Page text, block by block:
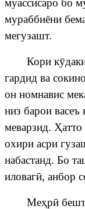
муассисаро бо
мураббиёни
мегузашт.
Кори кӯ
гардид ва
он номнавис
низ барои васеъ
меварзид. Ҳ
охири асри
набастанд. Бо
иловагӣ, анбор
Меҳрӣ